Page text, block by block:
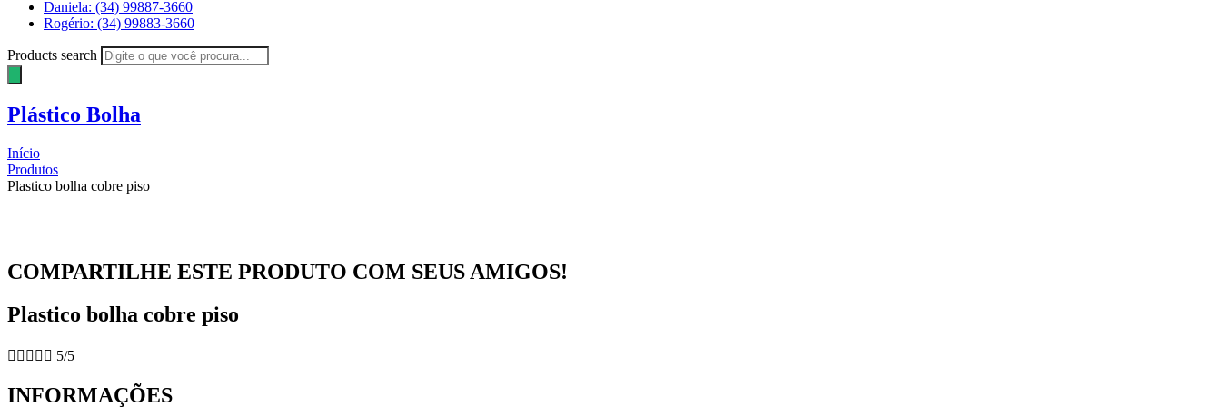
Daniela: (34) 99887-3660
Rogério: (34) 99883-3660
Products search
Plástico Bolha
Início
Produtos
Plastico bolha cobre piso
COMPARTILHE ESTE PRODUTO COM SEUS AMIGOS!
Plastico bolha cobre piso
     5/5
INFORMAÇÕES